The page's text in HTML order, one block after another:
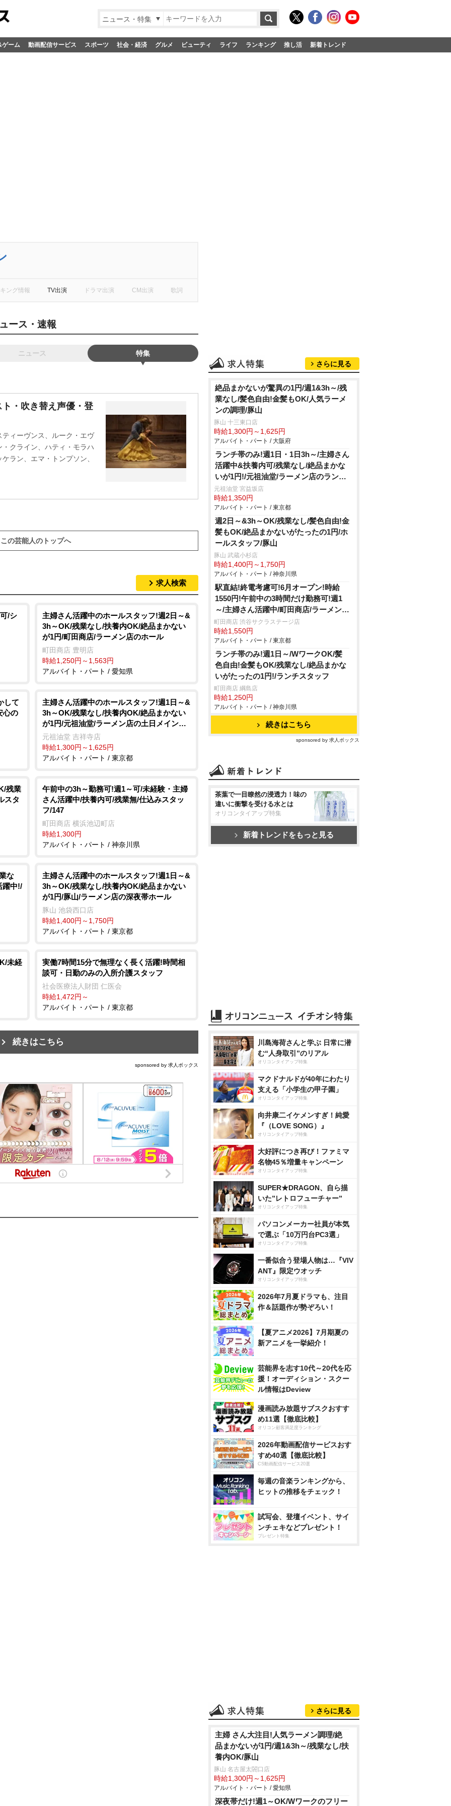
ニュース・特集
ゲーム 動画配信サービス スポーツ 社会・経済 グルメ ビューティ ライフ ランキング 推し活 新着トレンド
ング情報 TV出演 ドラマ出演 CM出演 歌詞
ース・速報
ニュース 特集
・吹き替え声優・登
ィーヴンス、ルーク・エヴ
クライン、ハティ・モラハ
ラン、エマ・トンプソン、
この芸能人のトップへ
求人検索
/シ
主婦さん活躍中のホールスタッフ!週2日～&
3h～OK/残業なし/扶養内OK/絶品まかない
が1円/町田商店/ラーメン店のホール
町田商店 豊明店
時給1,250円～1,563円
アルバイト・パート / 愛知県
して
心の
主婦さん活躍中のホールスタッフ!週1日～&
3h～OK/残業なし/扶養内OK/絶品まかない
が1円/元祖油堂/ラーメン店の土日メインホ
ール
元祖油堂 吉祥寺店
時給1,300円～1,625円
アルバイト・パート / 東京都
残業
スタ
午前中の3h～勤務可!週1～可/未経験・主婦
さん活躍中/扶養内可/残業無/仕込みスタッ
フ/147
町田商店 横浜池辺町店
時給1,300円
アルバイト・パート / 神奈川県
な
躍中!/
主婦さん活躍中のホールスタッフ!週1日～&
3h～OK/残業なし/扶養内OK/絶品まかない
が1円/豚山/ラーメン店の深夜帯ホール
豚山 池袋西口店
時給1,400円～1,750円
アルバイト・パート / 東京都
未経
実働7時間15分で無理なく長く活躍!時間相
談可・日勤のみの入所介護スタッフ
社会医療法人財団 仁医会
時給1,472円～
アルバイト・パート / 東京都
続きはこちら
sponsored by 求人ボックス
さらに見る
絶品まかないが驚異の1円/週1&3h～/残
業なし/髪色自由!金髪もOK/人気ラーメ
ンの調理/豚山
豚山 十三東口店
時給1,300円～1,625円
アルバイト・パート / 大阪府
ランチ帯のみ!週1日・1日3h～/主婦さん
活躍中&扶養内可/残業なし/絶品まかな
いが1円!/元祖油堂/ラーメン店のランチ
スタッフ
元祖油堂 宮益坂店
時給1,350円
アルバイト・パート / 東京都
週2日～&3h～OK/残業なし/髪色自由!金
髪もOK/絶品まかないがたったの1円/ホ
ールスタッフ/豚山
豚山 武蔵小杉店
時給1,400円～1,750円
アルバイト・パート / 神奈川県
駅直結!終電考慮可!6月オープン!時給
1550円!午前中の3時間だけ勤務可!週1
～/主婦さん活躍中/町田商店/ラーメン店
の仕込み・清掃/406
町田商店 渋谷サクラステージ店
時給1,550円
アルバイト・パート / 東京都
ランチ帯のみ!週1日～/WワークOK/髪
色自由!金髪もOK/残業なし/絶品まかな
いがたったの1円!/ランチスタッフ
町田商店 綱島店
時給1,250円
アルバイト・パート / 神奈川県
続きはこちら
sponsored by 求人ボックス
茶葉で一目瞭然の浸透力！味の
違いに衝撃を受ける水とは
オリコンタイアップ特集
新着トレンドをもっと見る
川島海荷さんと学ぶ 日常に潜
む“人身取引”のリアル
オリコンタイアップ特集
マクドナルドが40年にわたり
支える「小学生の甲子園」
オリコンタイアップ特集
向井康二イケメンすぎ！純愛
『（LOVE SONG）』
オリコンタイアップ特集
大好評につき再び！ファミマ
名物45％増量キャンペーン
オリコンタイアップ特集
SUPER★DRAGON、自ら描
いた”レトロフューチャー”
オリコンタイアップ特集
パソコンメーカー社員が本気
で選ぶ「10万円台PC3選」
オリコンタイアップ特集
一番似合う登場人物は…『VIV
ANT』限定ウオッチ
オリコンタイアップ特集
2026年7月夏ドラマも、注目
作＆話題作が勢ぞろい！
【夏アニメ2026】7月期夏の
新アニメを一挙紹介！
芸能界を志す10代～20代を応
援！オーディション・スクー
ル情報はDeview
漫画読み放題サブスクおすす
め11選【徹底比較】
オリコン顧客満足度ランキング
2026年動画配信サービスおす
すめ40選【徹底比較】
CS動画配信サービス20選
毎週の音楽ランキングから、
ヒットの推移をチェック！
試写会、登壇イベント、サイ
ンチェキなどプレゼント！
プレゼント特集
さらに見る
主婦 さん大注目!人気ラーメン調理/絶
品まかないが1円/週1&3h～/残業なし/扶
養内OK/豚山
豚山 名古屋太閤口店
時給1,300円～1,625円
アルバイト・パート / 愛知県
深夜帯だけ!週1～OK/Wワークのフリー